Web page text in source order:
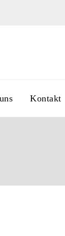
Kontakt